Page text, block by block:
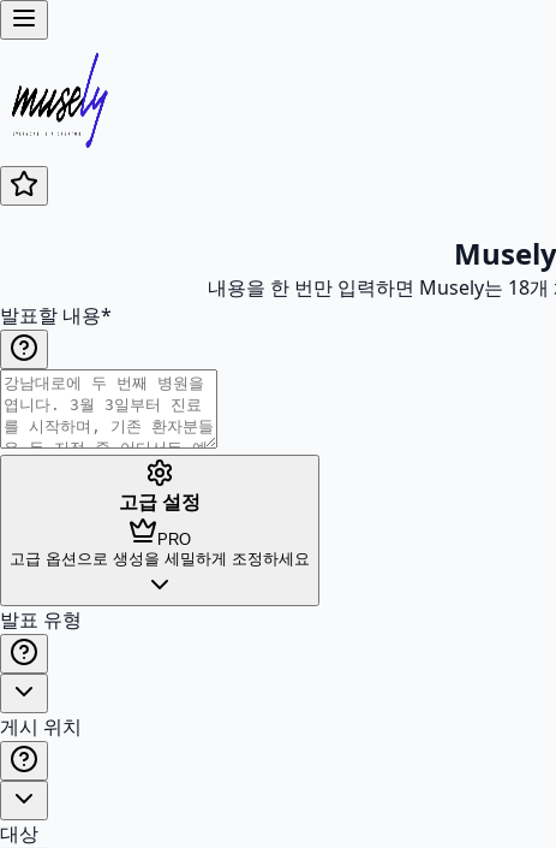
내용을 한 번만 입력하면 Musely는 18
발표할 내용*
고급 설정
PRO
고급 옵션으로 생성을 세밀하게 조정하세요
발표 유형
게시 위치
대상